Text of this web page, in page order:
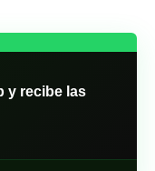
y recibe las